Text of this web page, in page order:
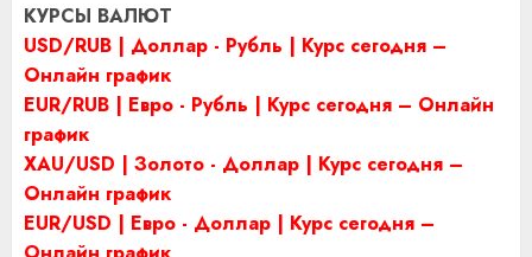
КУРСЫ ВАЛЮТ
USD/RUB | Доллар - Рубль | Курс сегодня –
Онлайн график
EUR/RUB | Евро - Рубль | Курс сегодня – Онлайн
график
XAU/USD | Золото - Доллар | Курс сегодня –
Онлайн график
EUR/USD | Евро - Доллар | Курс сегодня –